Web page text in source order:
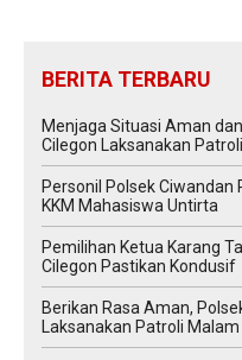
BERITA TERBARU
Menjaga Situasi Aman
Cilegon Laksanakan
Personil Polsek Ciwandan
KKM Mahasiswa Untirta
Pemilihan Ketua Karang
Cilegon Pastikan Kondusif
Berikan Rasa Aman,
Laksanakan Patroli Malam